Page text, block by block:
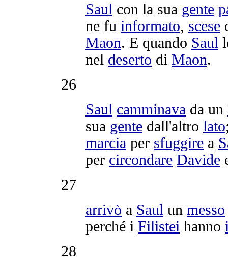
Saul con la sua gente
ne fu informato, scese
Maon. E quando Saul
nel deserto di Maon.
26
Saul camminava da un
sua gente dall'altro lato
marcia per sfuggire a
per circondare Davide
27
arrivò a Saul un messo
perché i Filistei hanno
28